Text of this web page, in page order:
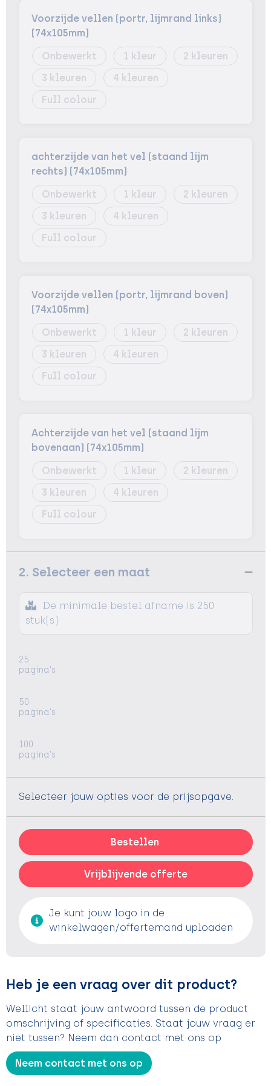
Voorzijde vellen (portr, lijmrand links)
(74x105mm)
Onbewerkt
1
2
3
4
Full colour
achterzijde van het vel (staand lijm
rechts) (74x105mm)
Onbewerkt
1
2
3
4
Full colour
Voorzijde vellen (portr, lijmrand boven)
(74x105mm)
Onbewerkt
1
2
3
4
Full colour
Achterzijde van het vel (staand lijm
bovenaan) (74x105mm)
Onbewerkt
1
2
3
4
Full colour
2. Selecteer een maat
De minimale bestel afname is 250
stuk(s)
25
pagina's
50
pagina's
100
pagina's
Selecteer jouw opties voor de prijsopgave.
Bestellen
Vrijblijvende offerte
Je kunt jouw logo in de
winkelwagen/offertemand uploaden
Heb je een vraag over dit product?
Wellicht staat jouw antwoord tussen de product
omschrijving of specificaties. Staat jouw vraag er
niet tussen? Neem dan contact met ons op
Neem contact met ons op